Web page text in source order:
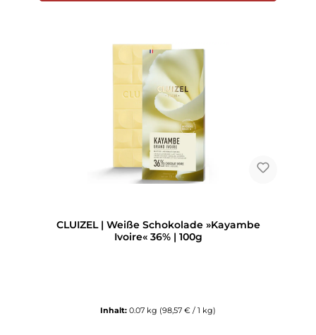
CLUIZEL | Weiße Schokolade »Kayambe
Ivoire« 36% | 100g
Inhalt: 0.07 kg (98,57 € / 1 kg)